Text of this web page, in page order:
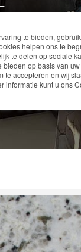
te bieden,
helpen ons te
te delen op sociale
op basis van
accepteren en wij
informatie kunt u ons